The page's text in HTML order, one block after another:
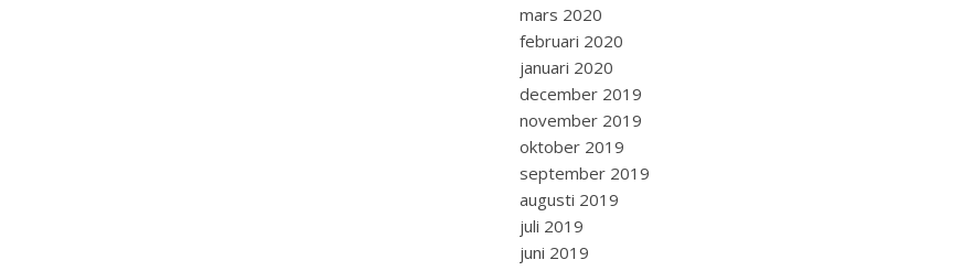
mars 2020
februari 2020
januari 2020
december 2019
november 2019
oktober 2019
september 2019
augusti 2019
juli 2019
juni 2019